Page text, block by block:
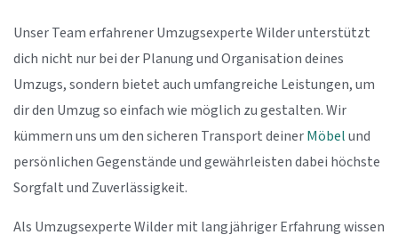
Unser Team erfahrener Umzugsexperte Wilder unterstützt
dich nicht nur bei der Planung und Organisation deines
Umzugs, sondern bietet auch umfangreiche Leistungen, um
dir den Umzug so einfach wie möglich zu gestalten. Wir
kümmern uns um den sicheren Transport deinerMöbelund
persönlichen Gegenstände und gewährleisten dabei höchste
Sorgfalt und Zuverlässigkeit.
Als Umzugsexperte Wilder mit langjähriger Erfahrung wissen